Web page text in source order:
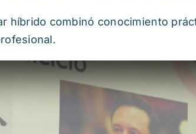
híbrido combinó conocimiento